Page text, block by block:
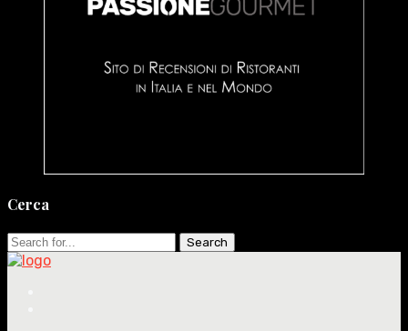
Cerca
Search
for: